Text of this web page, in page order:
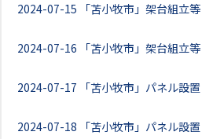
2024-07-15 「苫小牧市」架台組立等
2024-07-16 「苫小牧市」架台組立等
2024-07-17 「苫小牧市」パネル設置
2024-07-18 「苫小牧市」パネル設置